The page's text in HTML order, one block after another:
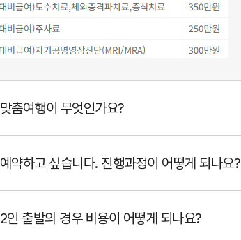
맞춤여행이 무엇인가요?
예약하고 싶습니다. 진행과정이 어떻게 되나요?
2인 출발의 경우 비용이 어떻게 되나요?